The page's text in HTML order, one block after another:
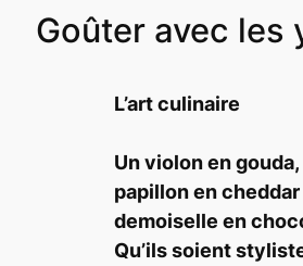
Goûter avec les
L’art culinaire
Un violon en gouda,
papillon en
demoiselle en
Qu’ils soient